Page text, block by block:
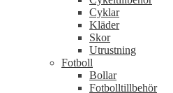
Cyklar
Kläder
Skor
Utrustning
Fotboll
Bollar
Fotbolltillbehör